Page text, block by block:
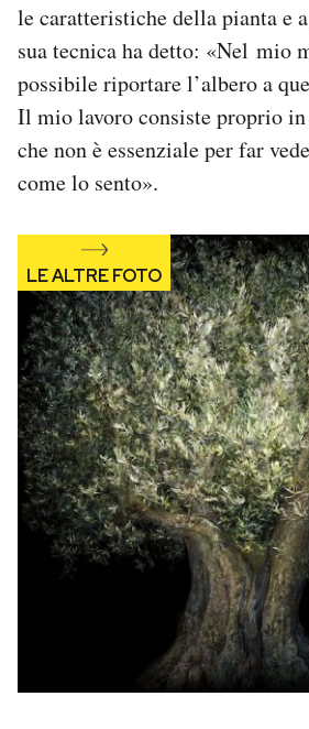
AREA PERSONALE
Area Personale
Regala il Post
Hai bisogno di aiuto?
le caratteristiche della pianta e
sua tecnica ha detto: «Nel mio
possibile riportare l’albero a
Il mio lavoro consiste proprio
che non è essenziale per far
come lo sento».